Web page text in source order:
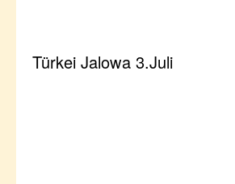
Türkei Jalowa 3.Juli